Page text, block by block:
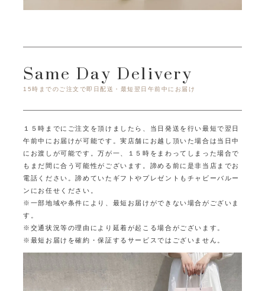
Same Day Delivery
15時までのご注文で即日配送・最短翌日午前中にお届け
１５時までにご注文を頂けましたら、当日発送を行い最短で翌日
午前中にお届けが可能です。実店舗にお越し頂いた場合は当日中
にお渡しが可能です。万が一、１５時をまわってしまった場合で
もまだ間に合う可能性がございます。 諦める前に是非当店までお
電話ください。諦めていたギフトやプレゼントもチャビーバルー
ンにお任せください。
※一部地域や条件により、最短お届けができない場合がございま
す。
※交通状況等の理由により延着が起こる場合がございます。
※最短お届けを確約・保証するサービスではございません。